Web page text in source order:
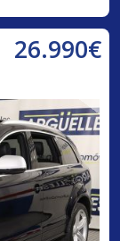
26.990€